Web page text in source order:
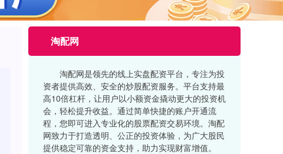
淘配网
淘配网是领先的线上实盘配资平台，专注为投
资者提供高效、安全的炒股配资服务。平台支持最
高10倍杠杆，让用户以小额资金撬动更大的投资机
会，轻松提升收益。通过简单快捷的账户开通流
程，您即可进入专业化的股票配资交易环境。淘配
网致力于打造透明、公正的投资体验，为广大股民
提供稳定可靠的资金支持，助力实现财富增值。